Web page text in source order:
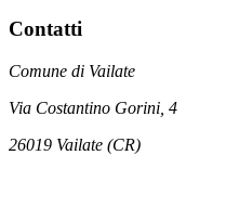
Contatti
Comune di Vailate
Via Costantino Gorini, 4
26019 Vailate (CR)